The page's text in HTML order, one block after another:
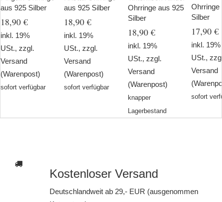
aus 925 Silber
18,90 €
inkl. 19%
USt., zzgl.
Versand
(Warenpost)
sofort verfügbar
aus 925 Silber
18,90 €
inkl. 19%
USt., zzgl.
Versand
(Warenpost)
sofort verfügbar
Ohrringe aus 925
Silber
18,90 €
inkl. 19%
USt., zzgl.
Versand
(Warenpost)
knapper
Lagerbestand
Ohrringe
Silber
17,90 €
inkl. 19%
USt.,
Versand
sofort
Kostenloser Versand
Deutschlandweit ab 29,- EUR (ausgenommen